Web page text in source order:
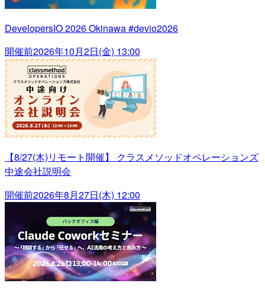
DevelopersIO 2026 Okinawa #devio2026
開催前2026年10月2日(金) 13:00
【8/27(木)リモート開催】 クラスメソッドオペレーションズ
中途会社説明会
開催前2026年8月27日(木) 12:00